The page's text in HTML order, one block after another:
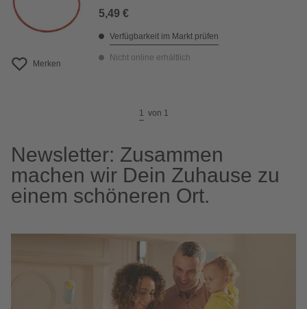
Merken
5,49 €
Verfügbarkeit im Markt prüfen
Nicht online erhältlich
1 von 1
Newsletter: Zusammen
machen wir Dein Zuhause zu
einem schöneren Ort.